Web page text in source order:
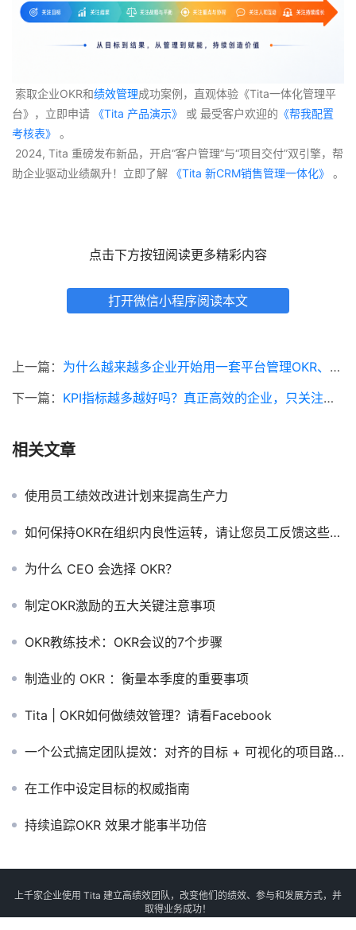
索取企业OKR和绩效管理成功案例，直观体验《Tita一体化管理平
台》，立即申请 《Tita 产品演示》 或 最受客户欢迎的 《帮我配置
考核表》
。
助企业驱动业绩飙升！立即了解 《Tita 新CRM销售管理一体化》 。
点击下方按钮阅读更多精彩内容
打开微信小程序阅读本文
上一篇： 为什么越来越多企业开始用一套平台管理OKR、KPI和绩效？
下一篇： KPI指标越多越好吗？真正高效的企业，只关注关键指标
相关文章
使用员工绩效改进计划来提高生产力
如何保持OKR在组织内良性运转，请让您员工反馈这些问题
为什么 CEO 会选择 OKR？
制定OKR激励的五大关键注意事项
OKR教练技术：OKR会议的7个步骤
制造业的 OKR ：衡量本季度的重要事项
Tita | OKR如何做绩效管理？请看Facebook
一个公式搞定团队提效：对齐的目标 + 可视化的项目路径
在工作中设定目标的权威指南
持续追踪OKR 效果才能事半功倍
上千家企业使用 Tita 建立高绩效团队，改变他们的绩效、参与和发展方式，并
取得业务成功！